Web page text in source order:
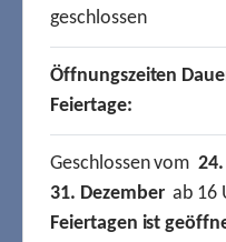
geschlossen
Öffnungszeiten
Feiertage:
Geschlossen vom
31. Dezemberab 16
Feiertagen ist